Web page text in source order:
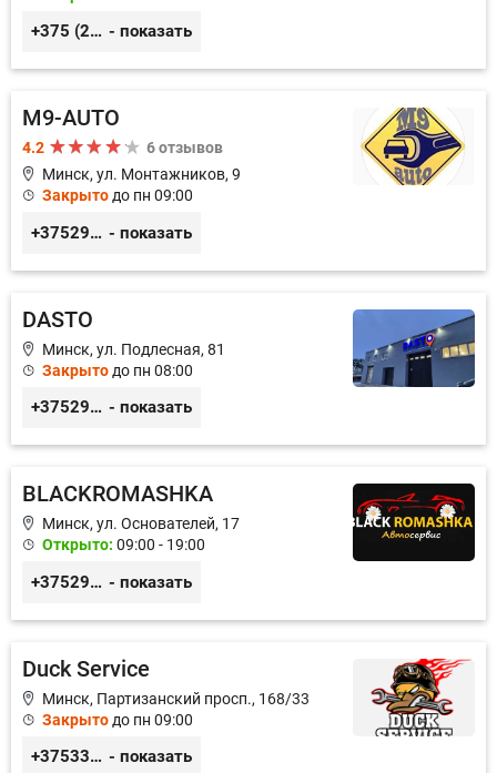
+375 (29) 627-44-88 - показать
M9-AUTO
4.2
6 отзывов
Минск, ул. Монтажников, 9
Закрытодо пн 09:00
+375299395764 - показать
DASTO
Минск, ул. Подлесная, 81
Закрыто до пн 08:00
+375296606560 - показать
BLACKROMASHKA
Минск, ул. Основателей, 17
Открыто: 09:00 - 19:00
+375296651188 - показать
Duck Service
Минск, Партизанский просп., 168/33
Закрыто до пн 09:00
+375333416710 - показать